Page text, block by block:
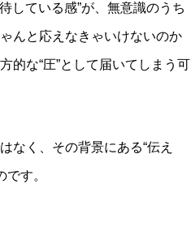
している感”が、無意識のうち
んと応えなきゃいけないのか
な“圧”として届いてしまう可
なく、その背景にある“伝え
す。